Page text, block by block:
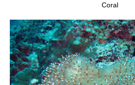
Coral